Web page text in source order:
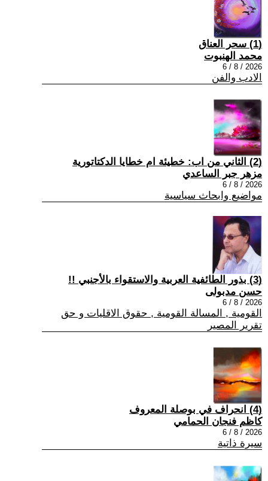
(1) سحر العناق
محمد الهنبوت
2026 / 8 / 6
الادب والفن
(2) الثاني من اب: خطيئة ام خطايا الدكتاتورية
مزهر جبر الساعدي
2026 / 8 / 6
مواضيع وابحاث سياسية
(3) بذور الطائفية العربية والاستقواء بالأجنبي !!
حسن مدبولى
2026 / 8 / 6
القومية , المسالة القومية , حقوق الاقليات و حق
تقرير المصير
(4) انحراف في بوصلة المعروف
كاظم فنجان الحمامي
2026 / 8 / 6
سيرة ذاتية